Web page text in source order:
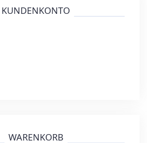
KUNDENKONTO
WARENKORB